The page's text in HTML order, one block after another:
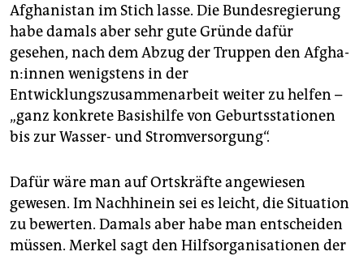
Afghanistan im Stich lasse. Die Bundesregierung
habe damals aber sehr gute Gründe dafür
gesehen, nach dem Abzug der Truppen den Af­gha­
n:in­nen wenigstens in der
Entwicklungszusammenarbeit weiter zu helfen –
„ganz konkrete Basishilfe von Geburtsstationen
bis zur Wasser- und Stromversorgung“.
Dafür wäre man auf Ortskräfte angewiesen
gewesen. Im Nachhinein sei es leicht, die Situation
zu bewerten. Damals aber habe man entscheiden
müssen. Merkel sagt den Hilfsorganisa­tio­nen der